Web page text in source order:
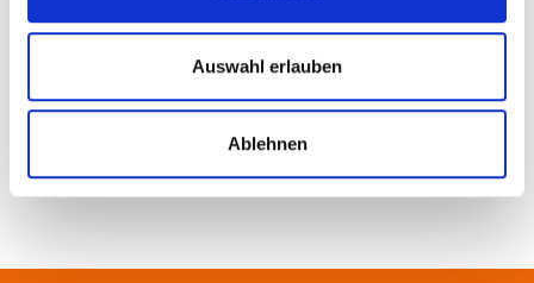
Auswahl erlauben
Ablehnen
KulturRegion FrankfurtRheinMain, Foto: DAW, Sabine Arndt